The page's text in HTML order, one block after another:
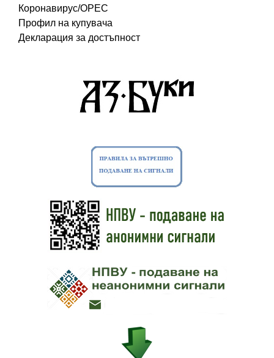
Коронавирус/ОРЕС
Профил на купувача
Декларация за достъпност